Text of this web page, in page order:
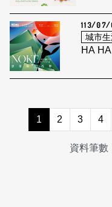
113/07/
城市
HA
1 2 3 4
資料筆數